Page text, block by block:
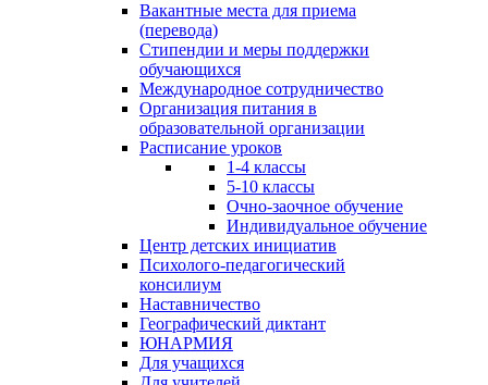
Вакантные места для приема
(перевода)
Стипендии и меры поддержки
обучающихся
Международное сотрудничество
Организация питания в
образовательной организации
Расписание уроков
1-4 классы
5-10 классы
Очно-заочное обучение
Индивидуальное обучение
Центр детских инициатив
Психолого-педагогический
консилиум
Наставничество
Географический диктант
ЮНАРМИЯ
Для учащихся